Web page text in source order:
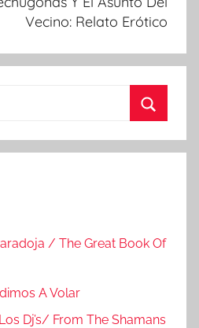
Vecino: Relato Erótico
/ The Great Book Of
A Volar
Dj’s/ From The Shamans